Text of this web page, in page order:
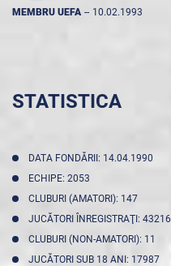
MEMBRU UEFA -- 10.02.1993
STATISTICA
DATA FONDĂRII: 14.04.1990
ECHIPE: 2053
CLUBURI (AMATORI): 147
JUCĂTORI ÎNREGISTRAŢI: 43216
CLUBURI (NON-AMATORI): 11
JUCĂTORI SUB 18 ANI: 17987